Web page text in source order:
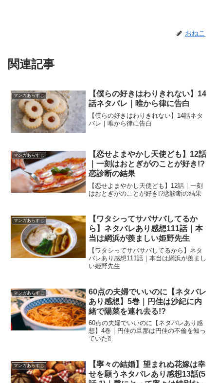
おねこ
関連記事
マンガあらすじ
【僕らの好きはわりきれない】14
話ネタバレ｜唯から律に告白
【僕らの好きはわりきれない】14話ネタ
バレ｜唯から律に告白
マンガあらすじ
【恋せよまやかし天使ども】12話
｜一刻はおとぎがのことが好き!?
恋診断の結果
【恋せよまやかし天使ども】12話｜一刻
はおとぎがのことが好き!?恋診断の結果
マンガあらすじ
【ワタシってサバサバしてるか
ら】ネタバレあり感想111話｜本
当は網浜が羨ましい姫野先生
【ワタシってサバサバしてるから】ネタ
バレあり感想111話｜本当は網浜が羨まし
い姫野先生
マンガあらすじ
60点の夫婦でいいのに【ネタバレ
あり感想】5巻｜円佳は沙紀に内
緒で陽菜を連れ去る!?
60点の夫婦でいいのに【ネタバレあり感
想】4巻｜円佳の旦那は円佳の不倫を知っ
ていた⁈
マンガあらすじ
【寧々の結婚】望まれぬ花嫁は幸
せを願うネタバレあり感想13話(5